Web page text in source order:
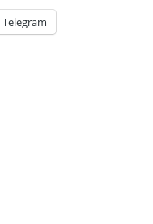
Telegram